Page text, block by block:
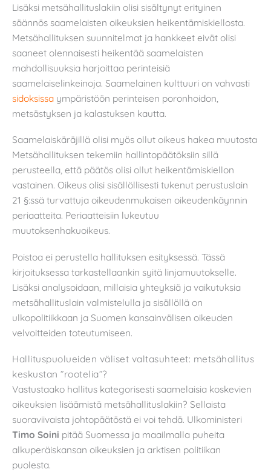
Lisäksi metsähallituslakiin olisi sisältynyt erityinen
säännös saamelaisten oikeuksien heikentämiskiellosta.
Metsähallituksen suunnitelmat ja hankkeet eivät olisi
saaneet olennaisesti heikentää saamelaisten
mahdollisuuksia harjoittaa perinteisiä
saamelaiselinkeinoja. Saamelainen kulttuuri on vahvasti
sidoksissa ympäristöön perinteisen poronhoidon,
metsästyksen ja kalastuksen kautta.
Saamelaiskäräjillä olisi myös ollut oikeus hakea muutosta
Metsähallituksen tekemiin hallintopäätöksiin sillä
perusteella, että päätös olisi ollut heikentämiskiellon
vastainen. Oikeus olisi sisällöllisesti tukenut perustuslain
21 §:ssä turvattuja oikeudenmukaisen oikeudenkäynnin
periaatteita. Periaatteisiin lukeutuu
muutoksenhakuoikeus.
Poistoa ei perustella hallituksen esityksessä. Tässä
kirjoituksessa tarkastellaankin syitä linjamuutokselle.
Lisäksi analysoidaan, millaisia yhteyksiä ja vaikutuksia
metsähallituslain valmistelulla ja sisällöllä on
ulkopolitiikkaan ja Suomen kansainvälisen oikeuden
velvoitteiden toteutumiseen.
Hallituspuolueiden väliset valtasuhteet: metsähallitus
keskustan ”rootelia”?
Vastustaako hallitus kategorisesti saamelaisia koskevien
oikeuksien lisäämistä metsähallituslakiin? Sellaista
suoraviivaista johtopäätöstä ei voi tehdä. Ulkoministeri
Timo Soini pitää Suomessa ja maailmalla puheita
alkuperäiskansan oikeuksien ja arktisen politiikan
puolesta.